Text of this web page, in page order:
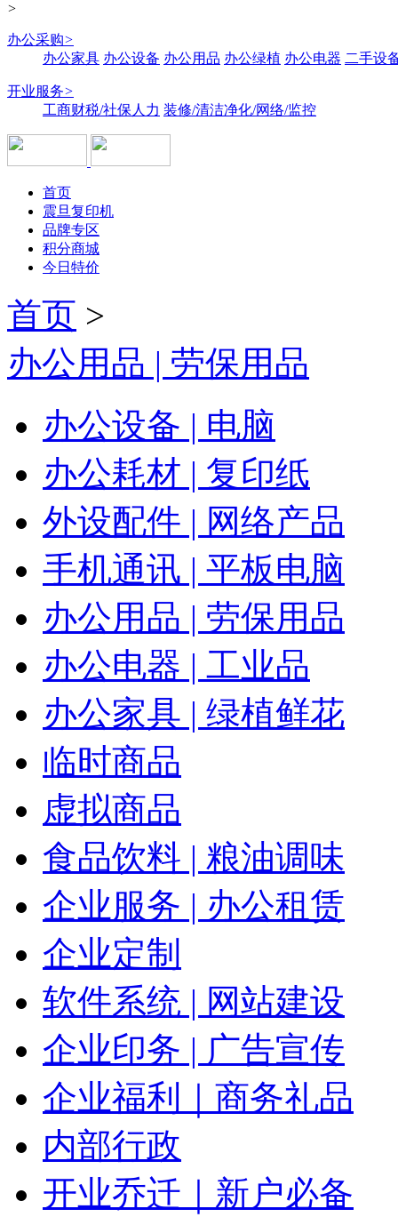
>
办公采购>
办公家具 办公设备 办公用品 办公绿植 办公电器 二手设
开业服务>
工商财税/社保人力 装修/清洁净化/网络/监控
首页
震旦复印机
品牌专区
积分商城
今日特价
首页 >
办公用品 | 劳保用品
办公设备 | 电脑
办公耗材 | 复印纸
外设配件 | 网络产品
手机通讯 | 平板电脑
办公用品 | 劳保用品
办公电器 | 工业品
办公家具 | 绿植鲜花
临时商品
虚拟商品
食品饮料 | 粮油调味
企业服务 | 办公租赁
企业定制
软件系统 | 网站建设
企业印务 | 广告宣传
企业福利｜商务礼品
内部行政
开业乔迁｜新户必备